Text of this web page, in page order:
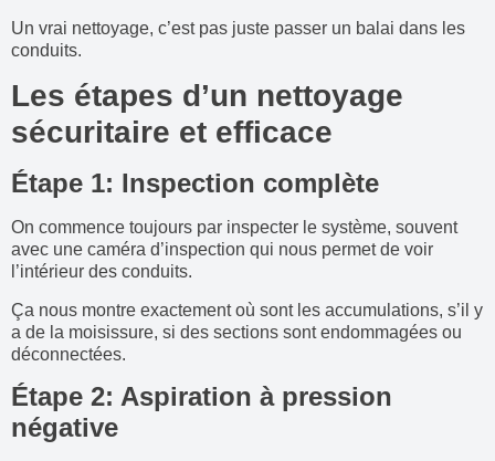
Un vrai nettoyage, c’est pas juste passer un balai dans les
conduits.
Les étapes d’un nettoyage
sécuritaire et efficace
Étape 1: Inspection complète
On commence toujours par inspecter le système, souvent
avec une caméra d’inspection qui nous permet de voir
l’intérieur des conduits.
Ça nous montre exactement où sont les accumulations, s’il y
a de la moisissure, si des sections sont endommagées ou
déconnectées.
Étape 2: Aspiration à pression
négative